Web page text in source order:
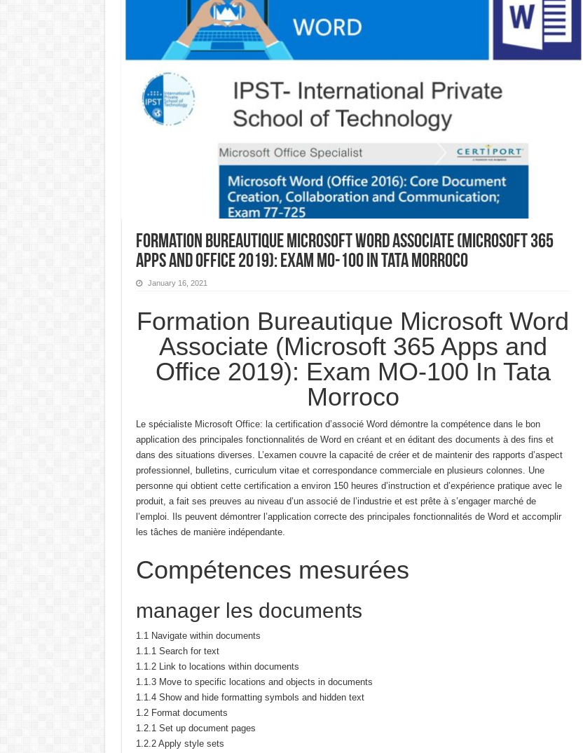
Formation Bureautique Microsoft Word Associate (Microsoft 365
Apps and Office 2019): Exam MO-100 In Tata Morroco
January 16, 2021
Formation Bureautique Microsoft Word
Associate (Microsoft 365 Apps and
Office 2019): Exam MO-100 In Tata
Morroco
Le spécialiste Microsoft Office: la certification d’associé Word démontre la compétence dans le bon
application des principales fonctionnalités de Word en créant et en éditant des documents à des fins et
dans des situations diverses. L’examen couvre la capacité de créer et de maintenir des rapports d’aspect
professionnel, bulletins, curriculum vitae et correspondance commerciale en plusieurs colonnes. Une
personne qui obtient cette certification a environ 150 heures d’instruction et d’expérience pratique avec le
produit, a fait ses preuves au niveau d’un associé de l’industrie et est prête à s’engager marché de
l’emploi.
Ils peuvent démontrer l’application correcte des principales fonctionnalités de Word et accomplir
les tâches de manière indépendante.
Compétences mesurées
manager les documents
1.1 Navigate within documents
1.1.1 Search for text
1.1.2 Link to locations within documents
1.1.3 Move to specific locations and objects in documents
1.1.4 Show and hide formatting symbols and hidden text
1.2 Format documents
1.2.1 Set up document pages
1.2.2 Apply style sets